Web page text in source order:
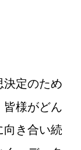
定のため
様がどん
き合い続